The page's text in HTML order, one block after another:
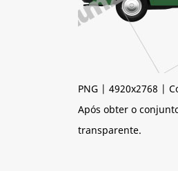
PNG | 4920x2768 |
Após obter o
transparente.